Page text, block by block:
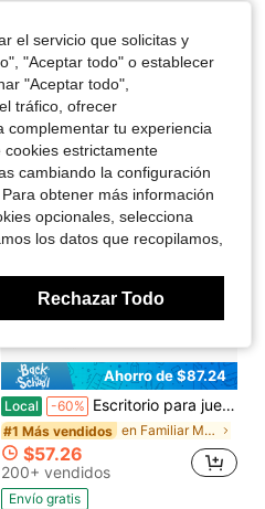
Ahorro de $87.24
Local -60% Escritorio para juegos HLDIRECT con luces LED, superficie de fibra de carbono, escritorio grande para computadora, escritorios ergonómicos para oficina en casa, estaciones de trabajo para PC en forma de Z con portavasos y gancho para auriculares
#1 Más vendidos en Familiar Muebles de oficina para el hogar
$57.26
200+ vendidos
Envío gratis
el servicio que solicitas y
"Aceptar todo" o establecer
"Aceptar todo",
tráfico, ofrecer
complementar tu experiencia
estrictamente
cambiando la configuración
obtener más información
opcionales, selecciona
los datos que recopilamos,
Rechazar Todo